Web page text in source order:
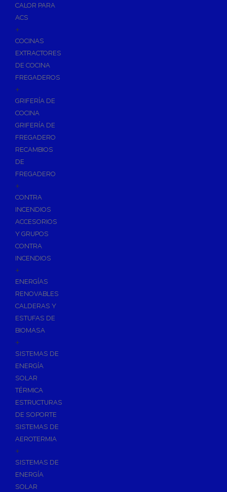
CALOR PARA
ACS
+
COCINAS
EXTRACTORES
DE COCINA
FREGADEROS
+
GRIFERÍA DE
COCINA
GRIFERÍA DE
FREGADERO
RECAMBIOS
DE
FREGADERO
+
CONTRA
INCENDIOS
ACCESORIOS
Y GRUPOS
CONTRA
INCENDIOS
+
ENERGÍAS
RENOVABLES
CALDERAS Y
ESTUFAS DE
BIOMASA
+
SISTEMAS DE
ENERGÍA
SOLAR
TÉRMICA
ESTRUCTURAS
DE SOPORTE
SISTEMAS DE
AEROTERMIA
+
SISTEMAS DE
ENERGÍA
SOLAR